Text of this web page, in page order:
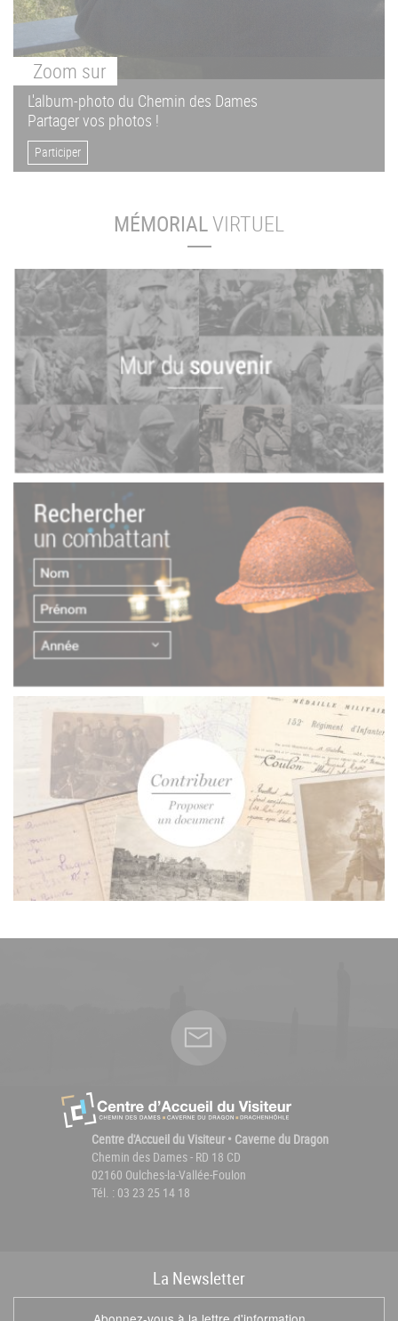
Zoom sur
L'album-photo du Chemin des Dames
Partager vos photos !
Participer
MÉMORIALVIRTUEL
Centre d'Accueil du Visiteur • Caverne du Dragon
Chemin des Dames - RD 18 CD
02160 Oulches-la-Vallée-Foulon
Tél. : 03 23 25 14 18
La Newsletter